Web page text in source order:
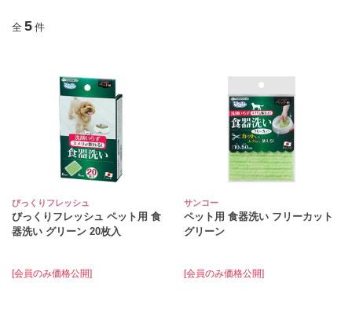
全 5 件
びっくりフレッシュ
びっくりフレッシュ ペット用 食
器洗い グリーン 20枚入
[会員のみ価格公開]
サンコー
ペット用 食器洗い フリーカット
グリーン
[会員のみ価格公開]